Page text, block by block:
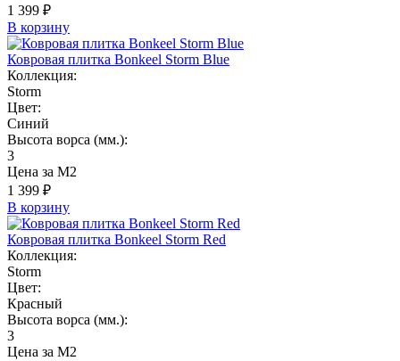
1 399 ₽
В корзину
Ковровая плитка Bonkeel Storm Blue
Коллекция:
Storm
Цвет:
Синий
Высота ворса (мм.):
3
Цена за М2
1 399 ₽
В корзину
Ковровая плитка Bonkeel Storm Red
Коллекция:
Storm
Цвет:
Красный
Высота ворса (мм.):
3
Цена за М2